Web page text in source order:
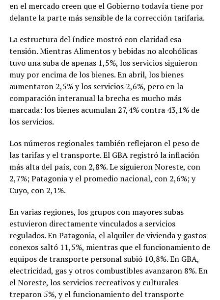
en el mercado creen que el Gobierno todavía tiene por
delante la parte más sensible de la corrección tarifaria.
La estructura del índice mostró con claridad esa
tensión. Mientras Alimentos y bebidas no alcohólicas
tuvo una suba de apenas 1,5%, los servicios siguieron
muy por encima de los bienes. En abril, los bienes
aumentaron 2,5% y los servicios 2,6%, pero en la
comparación interanual la brecha es mucho más
marcada: los bienes acumulan 27,4% contra 43,1% de
los servicios.
Los números regionales también reflejaron el peso de
las tarifas y el transporte. El GBA registró la inflación
más alta del país, con 2,8%. Le siguieron Noreste, con
2,7%; Patagonia y el promedio nacional, con 2,6%; y
Cuyo, con 2,1%.
En varias regiones, los grupos con mayores subas
estuvieron directamente vinculados a servicios
regulados. En Patagonia, el alquiler de vivienda y gastos
conexos saltó 11,5%, mientras que el funcionamiento de
equipos de transporte personal subió 10,8%. En GBA,
electricidad, gas y otros combustibles avanzaron 8%. En
el Noreste, los servicios recreativos y culturales
treparon 5%, y el funcionamiento del transporte